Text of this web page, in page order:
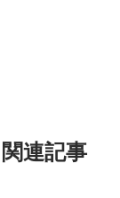
関連記事